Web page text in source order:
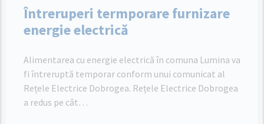
Întreruperi termporare furnizare
energie electrică
Alimentarea cu energie electrică în comuna Lumina va
fi întreruptă temporar conform unui comunicat al
Rețele Electrice Dobrogea. Rețele Electrice Dobrogea
a redus pe cât…